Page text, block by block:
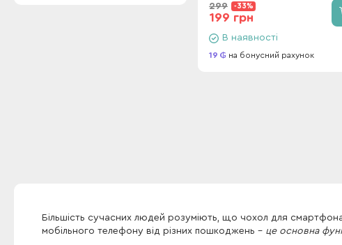
299 -33%
199 грн
В наявності
19 на бонусний рахунок
Більшість сучасних людей розуміють, що чохол для
мобільного телефону від різних пошкоджень - це основна